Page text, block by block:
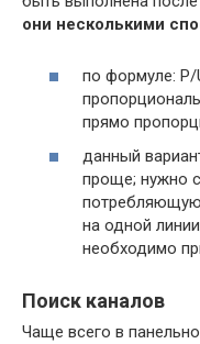
они несколькими
по формуле: P/
прямо
данный
проще; нужно
на одной
необходимо
Поиск каналов
Чаще всего в